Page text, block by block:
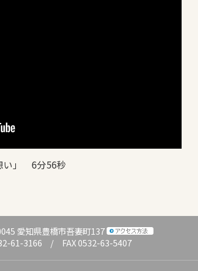
い」 6分56秒
愛知県豊橋市吾妻町137
61-3166 / FAX 0532-63-5407